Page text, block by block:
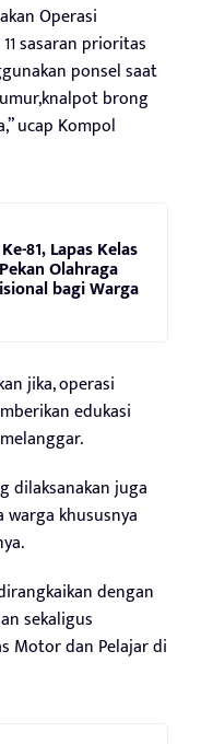
Operasi
sasaran prioritas
ponsel saat
brong
ucap Kompol
81, Lapas Kelas
Olahraga
bagi Warga
jika, operasi
edukasi
dilaksanakan juga
khususnya
dengan
sekaligus
Motor dan Pelajar di